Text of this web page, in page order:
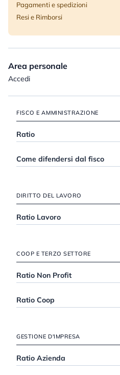
Pagamenti e spedizioni
Resi e Rimborsi
Area personale
Accedi
FISCO E AMMINISTRAZIONE
Ratio
Come difendersi dal fisco
DIRITTO DEL LAVORO
Ratio Lavoro
COOP E TERZO SETTORE
Ratio Non Profit
Ratio Coop
GESTIONE D'IMPRESA
Ratio Azienda